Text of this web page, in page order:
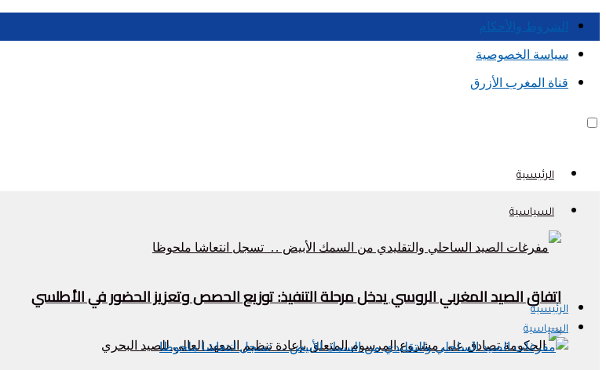
الشروط والأحكام
سياسة الخصوصية
قناة المغرب الأزرق
الرئيسية
السياسية
اتفاق الصيد المغربي الروسي يدخل مرحلة التنفيذ: توزيع الحصص وتعزيز الحضور في الأطلسي
الرئيسية
السياسية